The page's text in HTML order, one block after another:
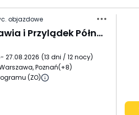
objazdowe
Skandynawia i Przylądek Północny
- 27.08.2026 (13 dni / 12 nocy)
Poznań(+8)
(ZO)